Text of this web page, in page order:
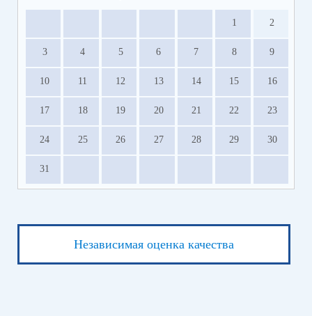
1 2
3 4 5 6 7 8 9
10 11 12 13 14 15 16
17 18 19 20 21 22 23
24 25 26 27 28 29 30
31
Независимая оценка качества